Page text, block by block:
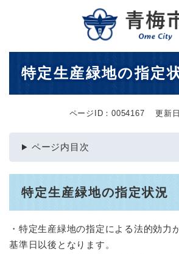
メニューを飛ばして本文
特定生産緑地の指定
ページID：0054167 更新
ページ内目次
特定生産緑地の指定状況
・特定生産緑地の指定による法的効力
基準日以後となります。